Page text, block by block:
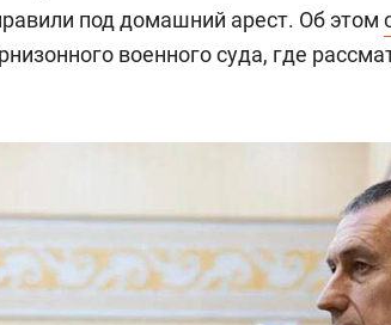
под домашний арест. Об этом
военного суда, где
Рекомендуем
150 камер до квартиры и
ID вместо ключа: какой
безопасность в ЖК «Нова»